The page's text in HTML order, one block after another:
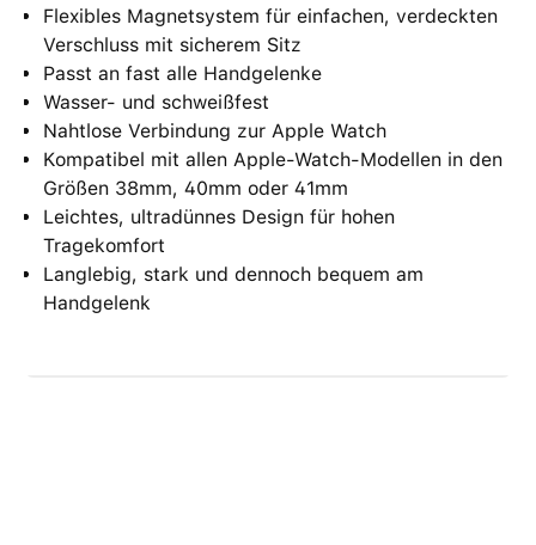
Flexibles Magnetsystem für einfachen, verdeckten
Verschluss mit sicherem Sitz
Passt an fast alle Handgelenke
Wasser- und schweißfest
Nahtlose Verbindung zur Apple Watch
Kompatibel mit allen Apple-Watch-Modellen in den
Größen 38mm, 40mm oder 41mm
Leichtes, ultradünnes Design für hohen
Tragekomfort
Langlebig, stark und dennoch bequem am
Handgelenk